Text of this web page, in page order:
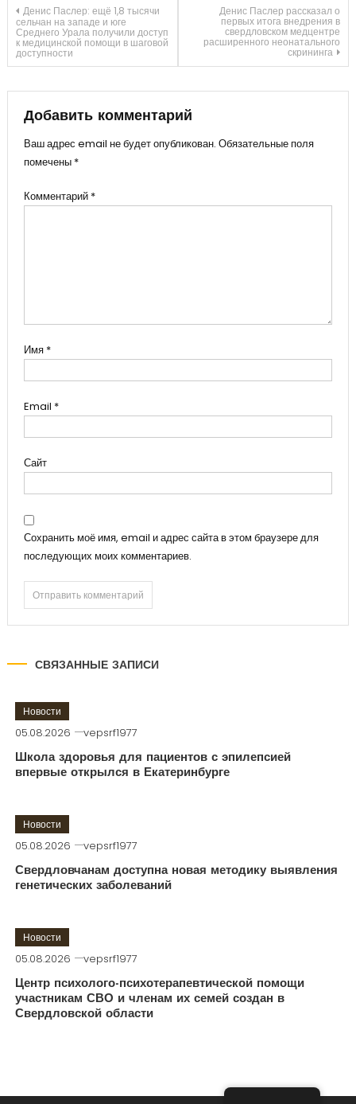
Навигация
по
записям
Денис Паслер: ещё 1,8 тысячи
сельчан на западе и юге
Среднего Урала получили доступ
к медицинской помощи в шаговой
доступности
Денис Паслер рассказал о
первых итога внедрения в
свердловском медцентре
расширенного неонатального
скрининга
Добавить комментарий
Ваш адрес email не будет опубликован. Обязательные поля
помечены *
Комментарий *
Имя *
Email *
Сайт
Сохранить моё имя, email и адрес сайта в этом браузере для
последующих моих комментариев.
СВЯЗАННЫЕ ЗАПИСИ
Новости
05.08.2026 vepsrf1977
Школа здоровья для пациентов с эпилепсией
впервые открылся в Екатеринбурге
Новости
05.08.2026 vepsrf1977
Свердловчанам доступна новая методику выявления
генетических заболеваний
Новости
05.08.2026 vepsrf1977
Центр психолого-психотерапевтической помощи
участникам СВО и членам их семей создан в
Свердловской области